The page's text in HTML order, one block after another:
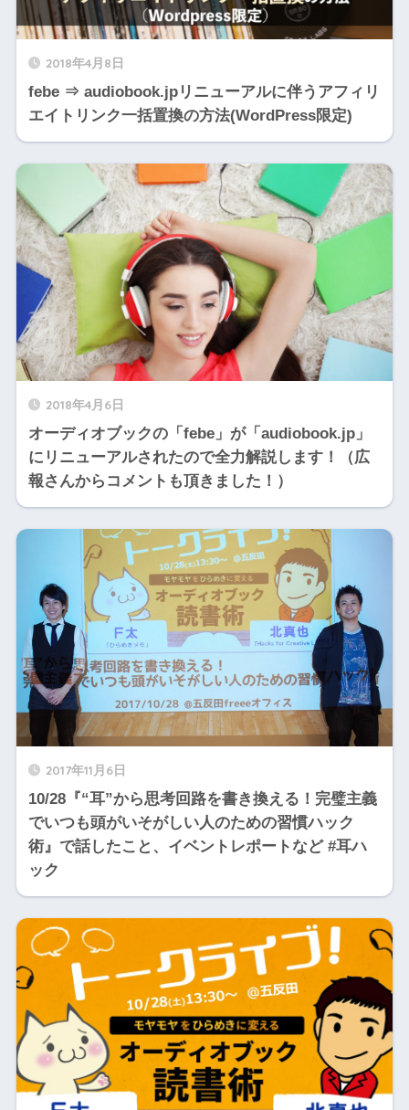
2018年4月8日
febe ⇒ audiobook.jpリニューアルに伴うアフィリ
エイトリンク一括置換の方法(WordPress限定)
2018年4月6日
オーディオブックの「febe」が「audiobook.jp」
にリニューアルされたので全力解説します！（広
報さんからコメントも頂きました！）
2017年11月6日
10/28『“耳”から思考回路を書き換える！完璧主義
でいつも頭がいそがしい人のための習慣ハック
術』で話したこと、イベントレポートなど #耳ハ
ック